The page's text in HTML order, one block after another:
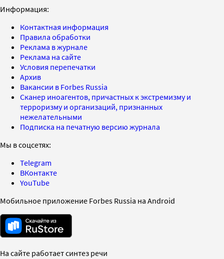
Информация:
Контактная информация
Правила обработки
Реклама в журнале
Реклама на сайте
Условия перепечатки
Архив
Вакансии в Forbes Russia
Сканер иноагентов, причастных к экстремизму и
терроризму и организаций, признанных
нежелательными
Подписка на печатную версию журнала
Мы в соцсетях:
Telegram
ВКонтакте
YouTube
Мобильное приложение Forbes Russia на Android
На сайте работает синтез речи